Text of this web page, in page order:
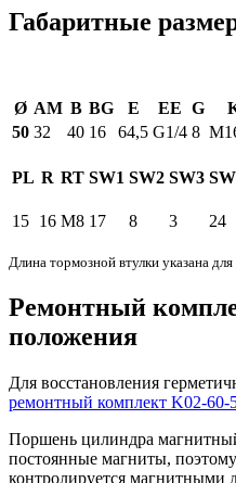
Габаритные
Ø AM B BG E EE G
50 32 40 16 64,5 G1/4 8
PL R RT SW1 SW2 SW3
15 16 M8 17 8 3 24
Длина тормозной втулки указана
Ремонтный
положения
Для восстановления
ремонтный комплект K02-60-
Поршень цилиндра
постоянные магниты,
контролируется магнитными